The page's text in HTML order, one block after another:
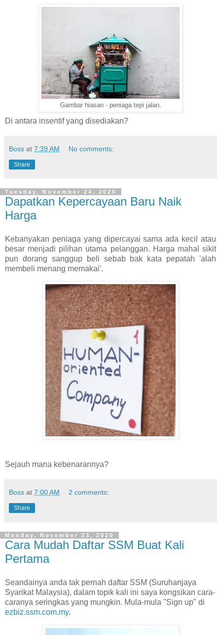
Gambar hiasan - peniaga tepi jalan.
Di antara insentif yang disediakan?
Boss at 7:39 AM No comments:
Share
Tuesday, November 24, 2020
Dapatkan Kepercayaan Baru Naik
Harga
Kebanyakan peniaga yang dipercayai sama ada kecil atau
besar menjadi pilihan utama pelanggan. Harga mahal sikit
pun dorang sanggup beli sebab bak kata pepatah 'alah
membeli menang memakai'.
Sejauh mana kebenarannya?
Boss at 7:00 AM 2 comments:
Share
Monday, November 23, 2020
Cara Mudah Daftar SSM Buat Kali
Pertama
Seandainya anda tak pernah daftar SSM (Suruhanjaya
Syarikat Malaysia), dalam topik kali ini saya kongsikan cara-
caranya seringkas yang mungkin. Mula-mula "Sign up" di
ezbiz.ssm.com.my.